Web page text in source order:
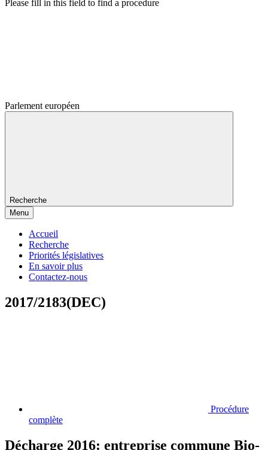
Please fill in this field to find a procedure
Parlement européen
Recherche
Menu
Accueil
Recherche
Priorités législatives
En savoir plus
Contactez-nous
2017/2183(DEC)
Procédure
complète
Décharge 2016: entreprise commune Bio-